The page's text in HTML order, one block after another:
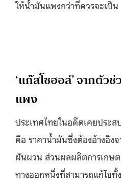
ให้น้ำมันแพงกว่าที่ควรจะเป็น
‘แก๊สโซฮอล์’ จากตัว
แพง
ประเทศไทยในอดีตเคยประ
คือ ราคาน้ำมันซึ่งต้องอ้างอิง
ผันผวน ส่วนผลผลิตการเกษต
ทางออกหนึ่งที่สามารถแก้ไข